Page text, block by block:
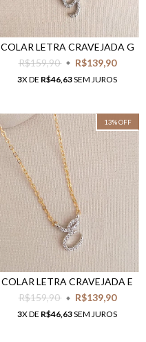
COLAR LETRA CRAVEJADA G
R$159,90
R$139,90
3X DE R$46,63SEM JUROS
13%OFF
COLAR LETRA CRAVEJADA E
R$159,90
R$139,90
3X DE R$46,63SEM JUROS